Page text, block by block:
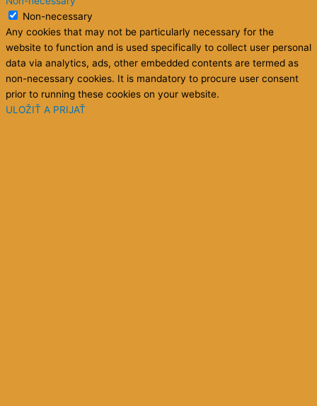
Non-necessary
Any cookies that may not be particularly necessary for the
website to function and is used specifically to collect user personal
data via analytics, ads, other embedded contents are termed as
non-necessary cookies. It is mandatory to procure user consent
prior to running these cookies on your website.
ULOŽIŤ A PRIJAŤ